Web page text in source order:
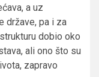
a uz
države, pa i za
dobio oko
ali ono što su
zapravo